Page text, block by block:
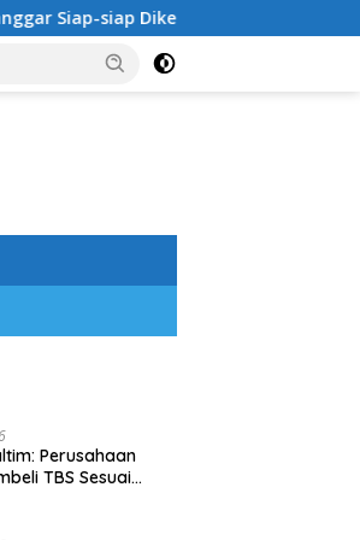
siap Dikenai Sanksi
Perusahaan
TBS Sesuai